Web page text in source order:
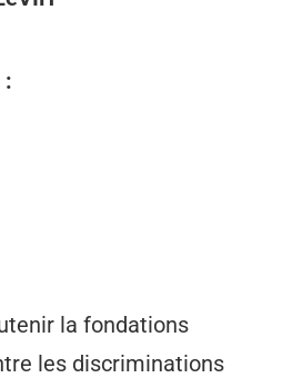
:
la fondations
les discriminations